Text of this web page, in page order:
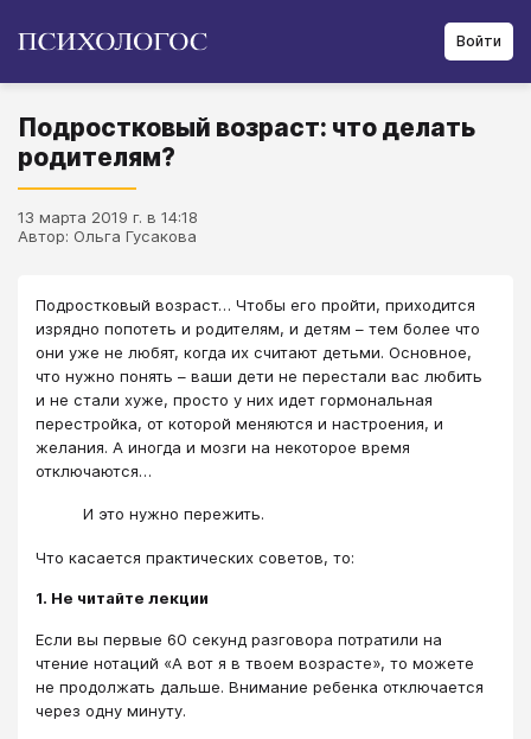
Войти
Подростковый возраст: что делать
родителям?
13 марта 2019 г. в 14:18
Автор: Ольга Гусакова
Подростковый возраст… Чтобы его пройти, приходится
изрядно попотеть и родителям, и детям – тем более что
они уже не любят, когда их считают детьми. Основное,
что нужно понять – ваши дети не перестали вас любить
и не стали хуже, просто у них идет гормональная
перестройка, от которой меняются и настроения, и
желания. А иногда и мозги на некоторое время
отключаются…
И это нужно пережить.
Что касается практических советов, то:
1. Не читайте лекции
Если вы первые 60 секунд разговора потратили на
чтение нотаций «А вот я в твоем возрасте», то можете
не продолжать дальше. Внимание ребенка отключается
через одну минуту.